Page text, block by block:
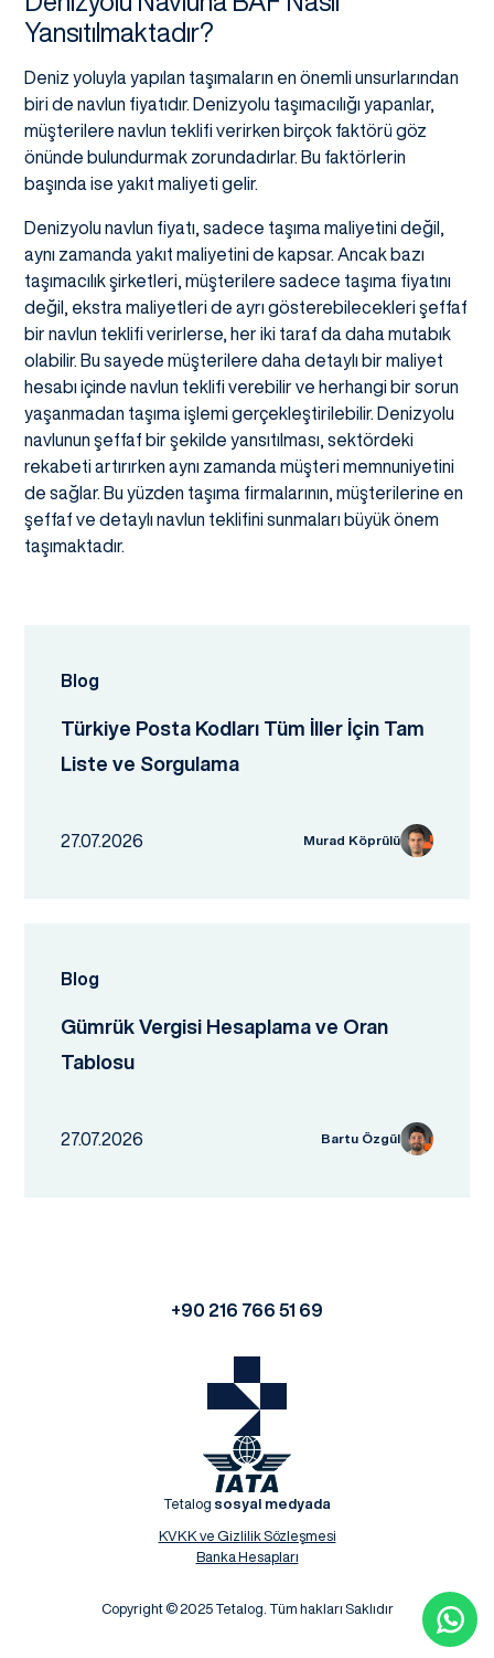
Yansıtılmaktadır?
Deniz yoluyla yapılan taşımaların en önemli unsurlarından
biri de navlun fiyatıdır. Denizyolu taşımacılığı yapanlar,
müşterilere navlun teklifi verirken birçok faktörü göz
önünde bulundurmak zorundadırlar. Bu faktörlerin
başında ise yakıt maliyeti gelir.
Denizyolu navlun fiyatı, sadece taşıma maliyetini değil,
aynı zamanda yakıt maliyetini de kapsar. Ancak bazı
taşımacılık şirketleri, müşterilere sadece taşıma fiyatını
değil, ekstra maliyetleri de ayrı gösterebilecekleri şeffaf
bir navlun teklifi verirlerse, her iki taraf da daha mutabık
olabilir. Bu sayede müşterilere daha detaylı bir maliyet
hesabı içinde navlun teklifi verebilir ve herhangi bir sorun
yaşanmadan taşıma işlemi gerçekleştirilebilir. Denizyolu
navlunun şeffaf bir şekilde yansıtılması, sektördeki
rekabeti artırırken aynı zamanda müşteri memnuniyetini
de sağlar. Bu yüzden taşıma firmalarının, müşterilerine en
şeffaf ve detaylı navlun teklifini sunmaları büyük önem
taşımaktadır.
Blog
Türkiye Posta Kodları Tüm İller İçin Tam
Liste ve Sorgulama
27.07.2026 Murad Köprülü
Blog
Gümrük Vergisi Hesaplama ve Oran
Tablosu
27.07.2026 Bartu Özgül
+90 216 766 51 69
Tetalog sosyal medyada
KVKK ve Gizlilik Sözleşmesi
Banka Hesapları
Copyright © 2025 Tetalog. Tüm hakları Saklıdır